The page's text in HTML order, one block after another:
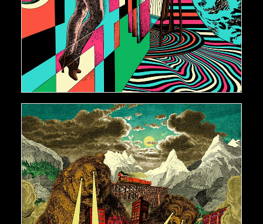
AJOUTER AU PANIER
€500,00